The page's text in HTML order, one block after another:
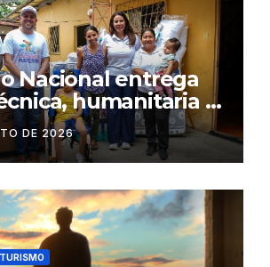
Nacional entrega
humanitaria y
Gallegos Lara a
situación de
DE 2026
TURISMO